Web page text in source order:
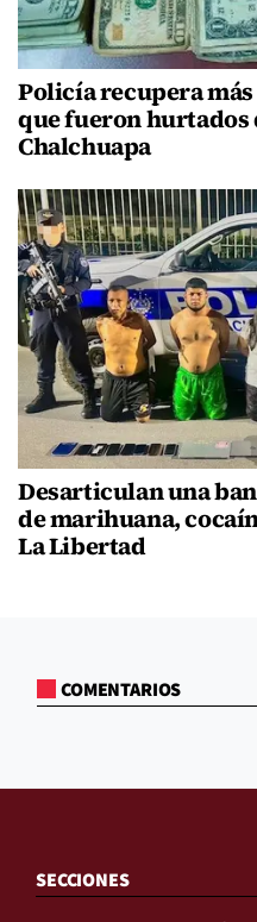
Policía recupera más
que fueron hurtados
Chalchuapa
Desarticulan una
de marihuana,
La Libertad
COMENTARIOS
SECCIONES